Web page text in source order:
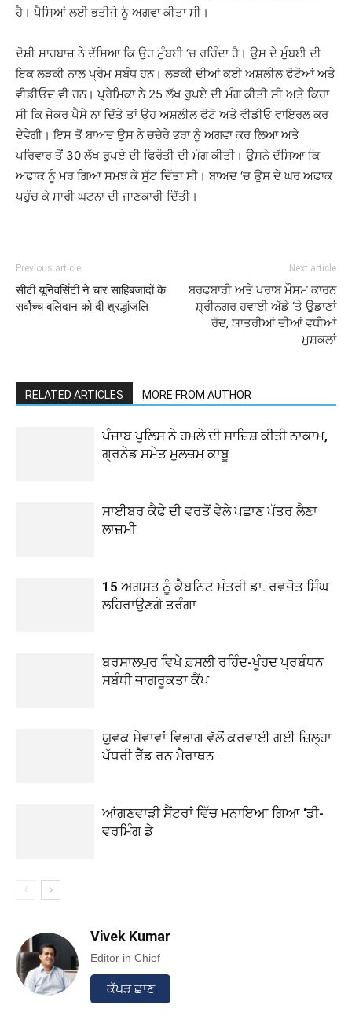
ਹੈ। ਪੈਸਿਆਂ ਲਈ ਭਤੀਜੇ ਨੂੰ ਅਗਵਾ ਕੀਤਾ ਸੀ।
ਦੋਸ਼ੀ ਸ਼ਾਹਬਾਜ਼ ਨੇ ਦੱਸਿਆ ਕਿ ਉਹ ਮੁੰਬਈ ‘ਚ ਰਹਿੰਦਾ ਹੈ। ਉਸ ਦੇ ਮੁੰਬਈ ਦੀ
ਇਕ ਲੜਕੀ ਨਾਲ ਪ੍ਰੇਮ ਸਬੰਧ ਹਨ। ਲੜਕੀ ਦੀਆਂ ਕਈ ਅਸ਼ਲੀਲ ਫੋਟੋਆਂ ਅਤੇ
ਵੀਡੀਓਜ਼ ਵੀ ਹਨ। ਪ੍ਰੇਮਿਕਾ ਨੇ 25 ਲੱਖ ਰੁਪਏ ਦੀ ਮੰਗ ਕੀਤੀ ਸੀ ਅਤੇ ਕਿਹਾ
ਸੀ ਕਿ ਜੇਕਰ ਪੈਸੇ ਨਾ ਦਿੱਤੇ ਤਾਂ ਉਹ ਅਸ਼ਲੀਲ ਫੋਟੋ ਅਤੇ ਵੀਡੀਓ ਵਾਇਰਲ ਕਰ
ਦੇਵੇਗੀ। ਇਸ ਤੋਂ ਬਾਅਦ ਉਸ ਨੇ ਚਚੇਰੇ ਭਰਾ ਨੂੰ ਅਗਵਾ ਕਰ ਲਿਆ ਅਤੇ
ਪਰਿਵਾਰ ਤੋਂ 30 ਲੱਖ ਰੁਪਏ ਦੀ ਫਿਰੌਤੀ ਦੀ ਮੰਗ ਕੀਤੀ। ਉਸਨੇ ਦੱਸਿਆ ਕਿ
ਅਫਾਕ ਨੂੰ ਮਰ ਗਿਆ ਸਮਝ ਕੇ ਸੁੱਟ ਦਿੱਤਾ ਸੀ। ਬਾਅਦ ‘ਚ ਉਸ ਦੇ ਘਰ ਅਫਾਕ
ਪਹੁੰਚ ਕੇ ਸਾਰੀ ਘਟਨਾ ਦੀ ਜਾਣਕਾਰੀ ਦਿੱਤੀ।
Previous article
सीटी यूनिवर्सिटी ने चार साहिबजादों के
सर्वोच्च बलिदान को दी श्रद्धांजलि
Next article
ਬਰਫਬਾਰੀ ਅਤੇ ਖਰਾਬ ਮੌਸਮ ਕਾਰਨ
ਸ਼੍ਰੀਨਗਰ ਹਵਾਈ ਅੱਡੇ ‘ਤੇ ਉਡਾਣਾਂ
ਰੱਦ, ਯਾਤਰੀਆਂ ਦੀਆਂ ਵਧੀਆਂ
ਮੁਸ਼ਕਲਾਂ
RELATED ARTICLES MORE FROM AUTHOR
ਪੰਜਾਬ ਪੁਲਿਸ ਨੇ ਹਮਲੇ ਦੀ ਸਾਜ਼ਿਸ਼ ਕੀਤੀ ਨਾਕਾਮ,
ਗ੍ਰਨੇਡ ਸਮੇਤ ਮੁਲਜ਼ਮ ਕਾਬੂ
ਸਾਈਬਰ ਕੈਫੇ ਦੀ ਵਰਤੋਂ ਵੇਲੇ ਪਛਾਣ ਪੱਤਰ ਲੈਣਾ
ਲਾਜ਼ਮੀ
15 ਅਗਸਤ ਨੂੰ ਕੈਬਨਿਟ ਮੰਤਰੀ ਡਾ. ਰਵਜੋਤ ਸਿੰਘ
ਲਹਿਰਾਉਣਗੇ ਤਰੰਗਾ
ਬਰਸਾਲਪੁਰ ਵਿਖੇ ਫ਼ਸਲੀ ਰਹਿੰਦ-ਖੂੰਹਦ ਪ੍ਰਬੰਧਨ
ਸਬੰਧੀ ਜਾਗਰੂਕਤਾ ਕੈਂਪ
ਯੁਵਕ ਸੇਵਾਵਾਂ ਵਿਭਾਗ ਵੱਲੋਂ ਕਰਵਾਈ ਗਈ ਜ਼ਿਲ੍ਹਾ
ਪੱਧਰੀ ਰੈੱਡ ਰਨ ਮੈਰਾਥਨ
ਆਂਗਣਵਾੜੀ ਸੈਂਟਰਾਂ ਵਿੱਚ ਮਨਾਇਆ ਗਿਆ ‘ਡੀ-
ਵਰਮਿੰਗ ਡੇ
Vivek Kumar
Editor in Chief
ਕੱਪੜ ਛਾਣ